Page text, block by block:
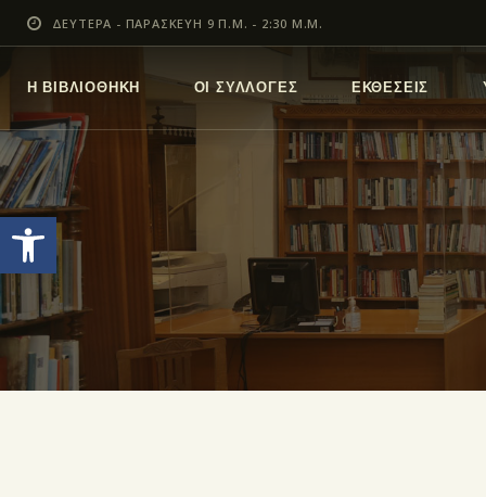
Ανοίξτε τη γραμμή εργαλείων
ΔΕΥΤΕΡΑ - ΠΑΡΑΣΚΕΥΗ 9 Π.Μ. - 2:30 Μ.Μ.
Η ΒΙΒΛΙΟΘΗΚΗ ΟΙ ΣΥΛΛΟΓΕΣ ΕΚΘΕΣΕΙΣ